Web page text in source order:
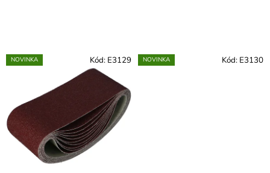
NOVINKA Kód: E3129 NOVINKA Kód: E3130